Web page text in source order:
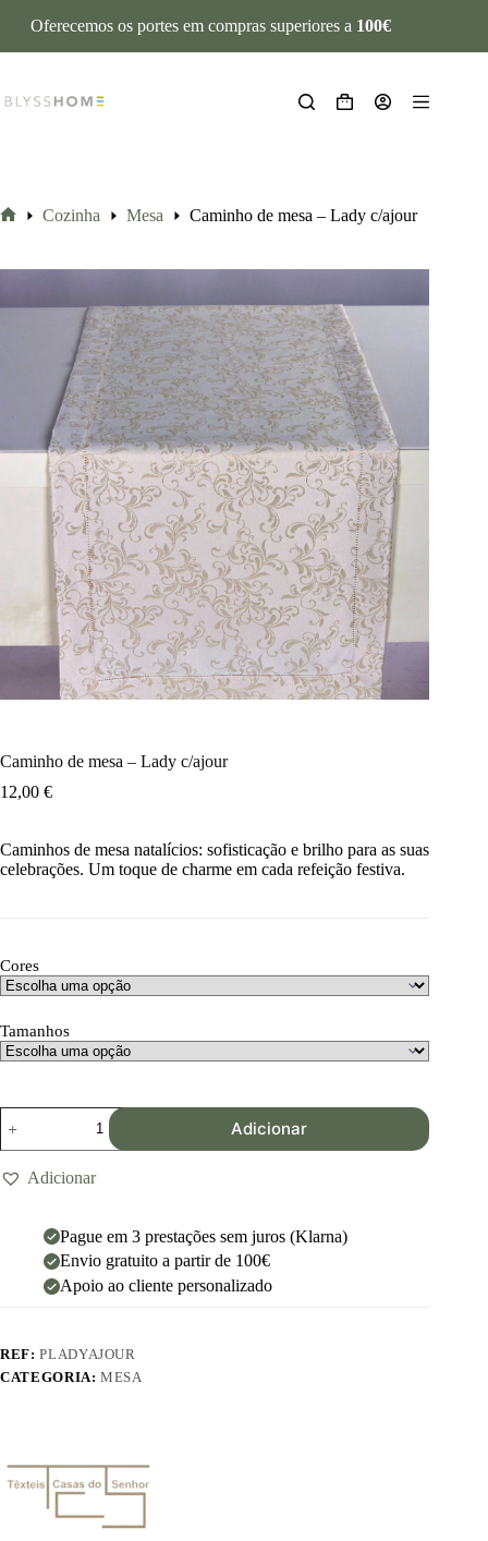
Oferecemos os portes em compras superiores a 100€
Cozinha Mesa Caminho de mesa – Lady c/ajour
Caminho de mesa – Lady c/ajour
12,00 €
Caminhos de mesa natalícios: sofisticação e brilho para as suas
celebrações. Um toque de charme em cada refeição festiva.
Cores
Tamanhos
Adicionar
Adicionar
Pague em 3 prestações sem juros (Klarna)
Envio gratuito a partir de 100€
Apoio ao cliente personalizado
REF:PLADYAJOUR
CATEGORIA:MESA